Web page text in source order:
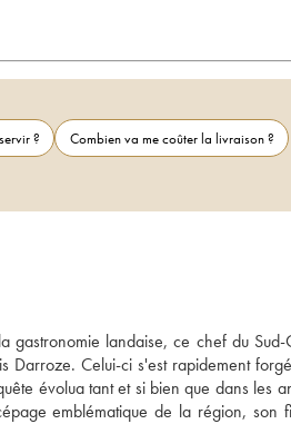
?
Combien va me coûter la livraison ?
landaise, ce chef du Sud-
Darroze. Celui-ci s'est rapidement
évolua tant et si bien que dans les
emblématique de la région, son